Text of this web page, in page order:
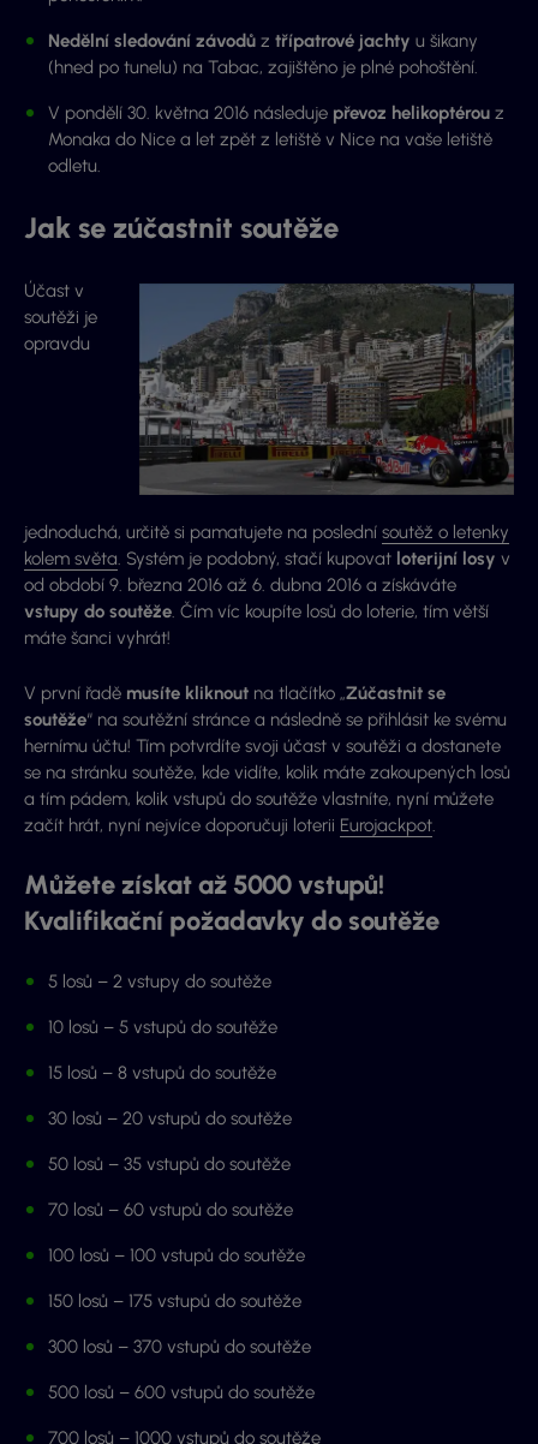
Nedělní sledování závodů z třípatrové jachty u šikany
(hned po tunelu) na Tabac, zajištěno je plné pohoštění.
V pondělí 30. května 2016 následuje převoz helikoptérou z
Monaka do Nice a let zpět z letiště v Nice na vaše letiště
odletu.
Jak se zúčastnit soutěže
Účast v
soutěži je
opravdu
jednoduchá, určitě si pamatujete na poslední soutěž o letenky
kolem světa. Systém je podobný, stačí kupovat loterijní losy v
od období 9. března 2016 až 6. dubna 2016 a získáváte
vstupy do soutěže. Čím víc koupíte losů do loterie, tím větší
máte šanci vyhrát!
V první řadě musíte kliknout na tlačítko „Zúčastnit se
soutěže“ na soutěžní stránce a následně se přihlásit ke svému
hernímu účtu! Tím potvrdíte svoji účast v soutěži a dostanete
se na stránku soutěže, kde vidíte, kolik máte zakoupených losů
a tím pádem, kolik vstupů do soutěže vlastníte, nyní můžete
začít hrát, nyní nejvíce doporučuji loterii Eurojackpot.
Můžete získat až 5000 vstupů!
Kvalifikační požadavky do soutěže
5 losů – 2 vstupy do soutěže
10 losů – 5 vstupů do soutěže
15 losů – 8 vstupů do soutěže
30 losů – 20 vstupů do soutěže
50 losů – 35 vstupů do soutěže
70 losů – 60 vstupů do soutěže
100 losů – 100 vstupů do soutěže
150 losů – 175 vstupů do soutěže
300 losů – 370 vstupů do soutěže
500 losů – 600 vstupů do soutěže
700 losů – 1000 vstupů do soutěže